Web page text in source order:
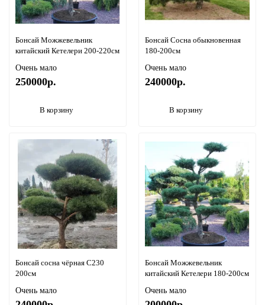
Бонсай Можжевельник
китайский Кетелери 200-220см
Очень мало
250000р.
В корзину
Бонсай Сосна обыкновенная
180-200см
Очень мало
240000р.
В корзину
Бонсай сосна чёрная С230
200см
Очень мало
Бонсай Можжевельник
китайский Кетелери 180-200см
Очень мало